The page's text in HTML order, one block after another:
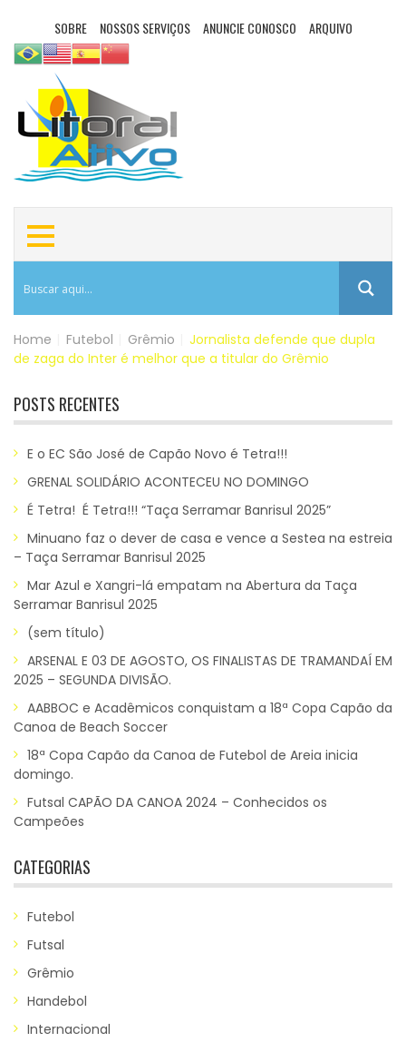
SOBRE NOSSOS SERVIÇOS ANUNCIE CONOSCO ARQUIVO
Home Futebol Grêmio
Jornalista defende que dupla
de zaga do Inter é melhor que a titular do Grêmio
POSTS RECENTES
E o EC São José de Capão Novo é Tetra!!!
GRENAL SOLIDÁRIO ACONTECEU NO DOMINGO
É Tetra! É Tetra!!! “Taça Serramar Banrisul 2025”
Minuano faz o dever de casa e vence a Sestea na estreia
– Taça Serramar Banrisul 2025
Mar Azul e Xangri-lá empatam na Abertura da Taça
Serramar Banrisul 2025
(sem título)
ARSENAL E 03 DE AGOSTO, OS FINALISTAS DE TRAMANDAÍ EM
2025 – SEGUNDA DIVISÃO.
AABBOC e Acadêmicos conquistam a 18ª Copa Capão da
Canoa de Beach Soccer
18ª Copa Capão da Canoa de Futebol de Areia inicia
domingo.
Futsal CAPÃO DA CANOA 2024 – Conhecidos os
Campeões
CATEGORIAS
Futebol
Futsal
Grêmio
Handebol
Internacional